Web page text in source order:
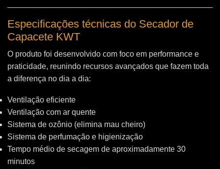
Especificações técnicas do Secador de
Capacete KWT
O produto foi desenvolvido com foco em performance e
praticidade, reunindo recursos avançados que fazem toda
a diferença no dia a dia:
Ventilação eficiente
Ventilação com ar quente
Sistema de ozônio (elimina mau cheiro)
Sistema de perfumação e higienização
Tempo médio de secagem de aproximadamente 30
minutos